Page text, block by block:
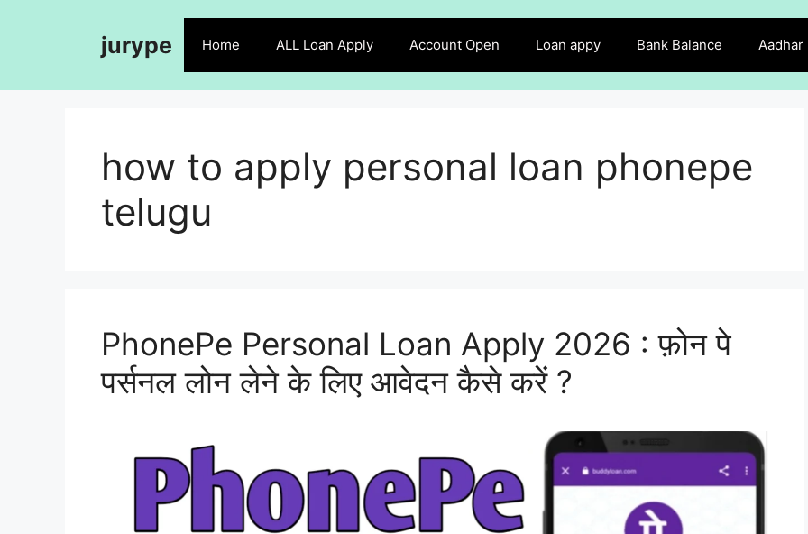
jurype Home ALL Loan Apply Account Open Loan appy Bank Balance Aadhar
how to apply personal loan phonepe
telugu
PhonePe Personal Loan Apply 2026 : फ़ोन पे
पर्सनल लोन लेने के लिए आवेदन कैसे करें ?